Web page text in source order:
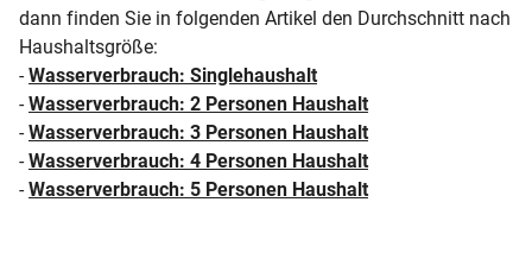
dann finden Sie in folgenden Artikel den Durchschnitt nach
Haushaltsgröße:
-Wasserverbrauch: Singlehaushalt
-Wasserverbrauch: 2 Personen Haushalt
-Wasserverbrauch: 3 Personen Haushalt
-Wasserverbrauch: 4 Personen Haushalt
-Wasserverbrauch: 5 Personen Haushalt